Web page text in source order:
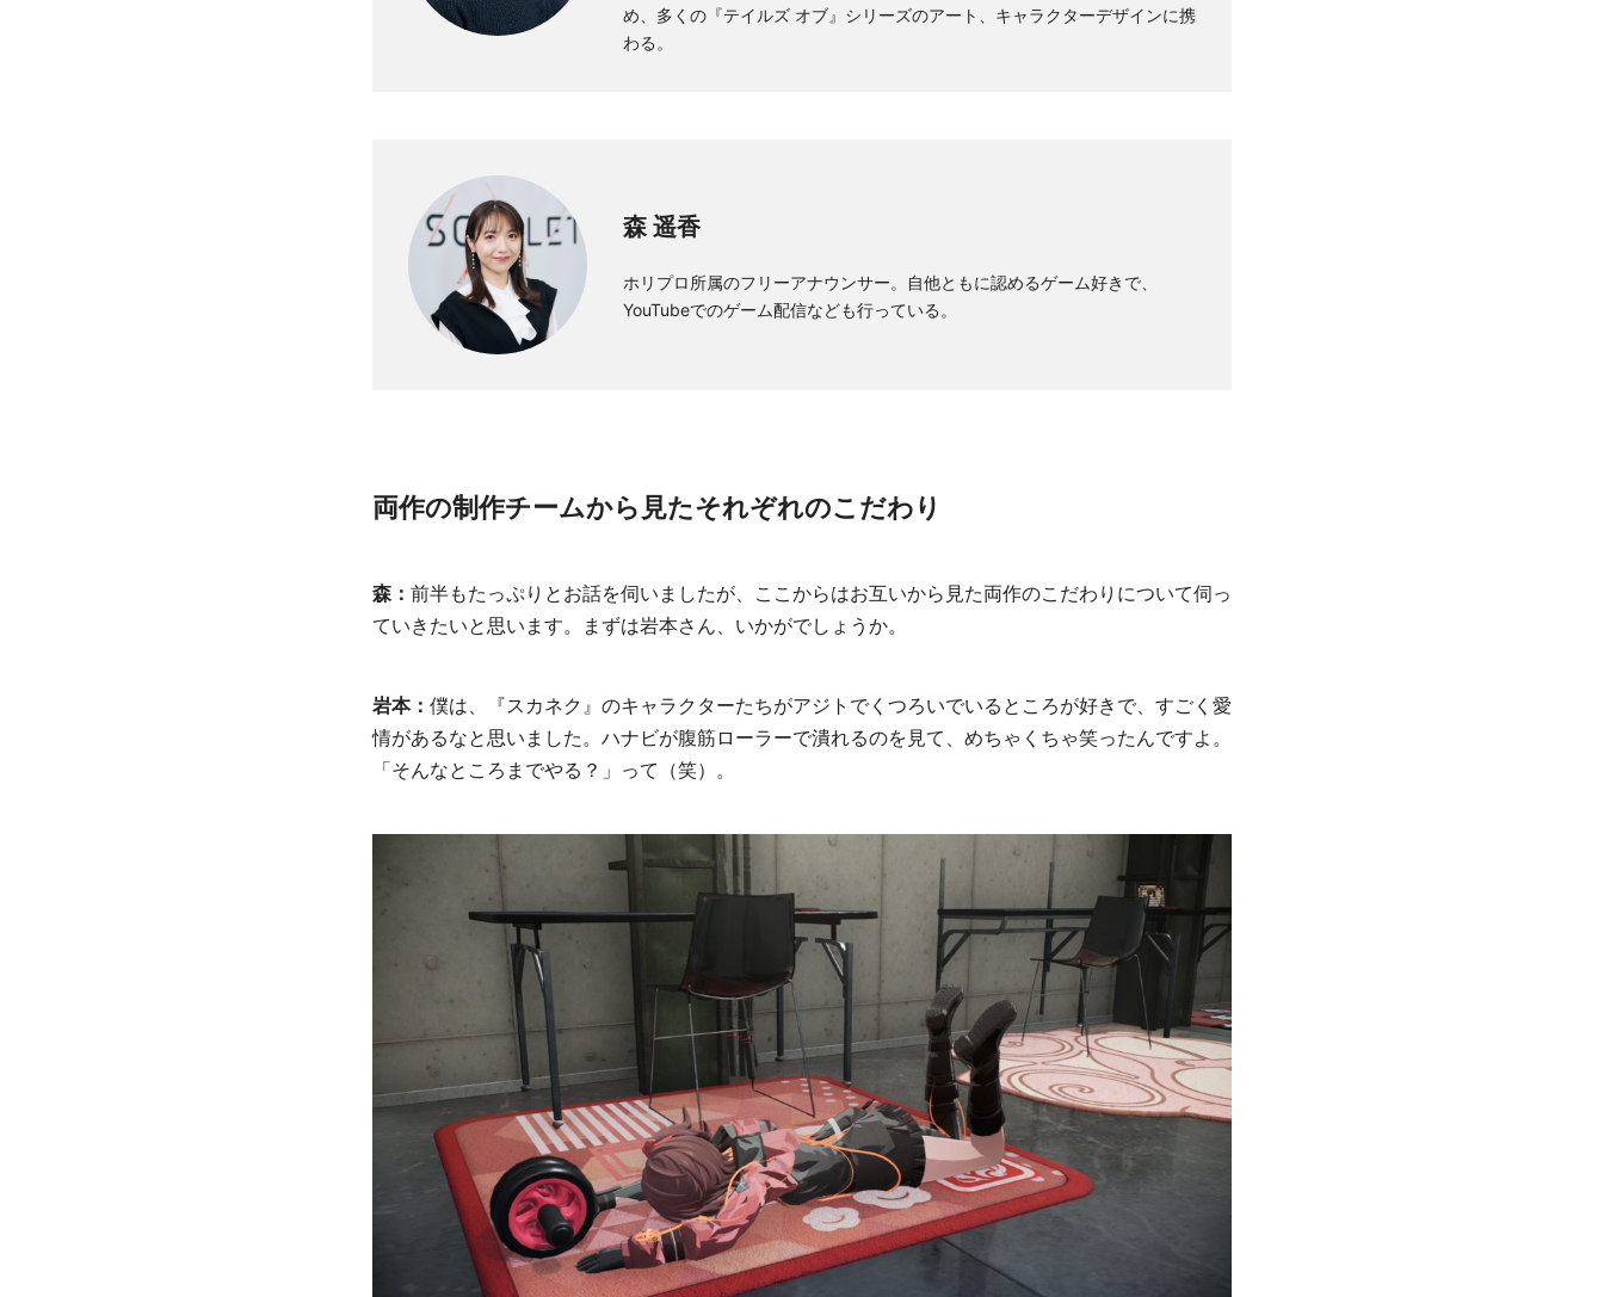
め、多くの『テイルズ オブ』シリーズのアート、キャラクターデザインに携
わる。
森 遥香
ホリプロ所属のフリーアナウンサー。自他ともに認めるゲーム好きで、
YouTubeでのゲーム配信なども行っている。
両作の制作チームから見たそれぞれのこだわり
森： 前半もたっぷりとお話を伺いましたが、ここからはお互いから見た両作のこだわりについて伺っ
ていきたいと思います。まずは岩本さん、いかがでしょうか。
岩本： 僕は、『スカネク』のキャラクターたちがアジトでくつろいでいるところが好きで、すごく愛
情があるなと思いました。ハナビが腹筋ローラーで潰れるのを見て、めちゃくちゃ笑ったんですよ。
「そんなところまでやる？」って（笑）。